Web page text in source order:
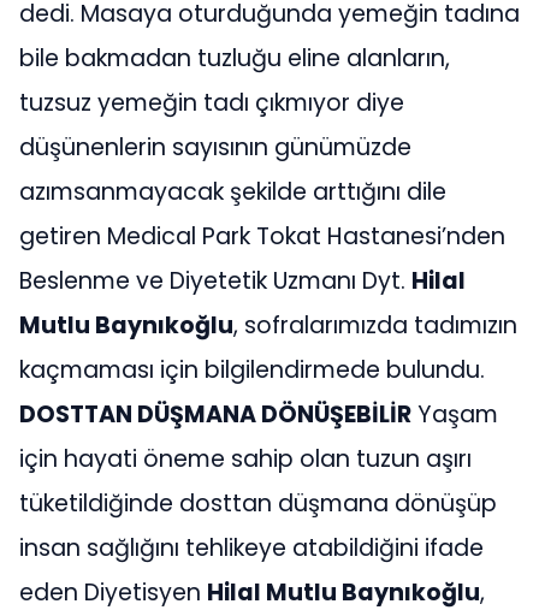
dedi. Masaya oturduğunda yemeğin tadına
bile bakmadan tuzluğu eline alanların,
tuzsuz yemeğin tadı çıkmıyor diye
düşünenlerin sayısının günümüzde
azımsanmayacak şekilde arttığını dile
getiren Medical Park Tokat Hastanesi’nden
Beslenme ve Diyetetik Uzmanı Dyt. Hilal
Mutlu Baynıkoğlu, sofralarımızda tadımızın
kaçmaması için bilgilendirmede bulundu.
DOSTTAN DÜŞMANA DÖNÜŞEBİLİRYaşam
için hayati öneme sahip olan tuzun aşırı
tüketildiğinde dosttan düşmana dönüşüp
insan sağlığını tehlikeye atabildiğini ifade
eden Diyetisyen Hilal Mutlu Baynıkoğlu,